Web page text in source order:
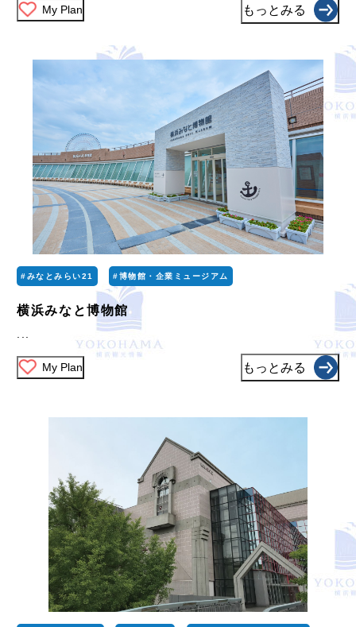
My Plan もっとみる
#みなとみらい21 #博物館・企業ミュージアム
横浜みなと博物館
My Plan もっとみる